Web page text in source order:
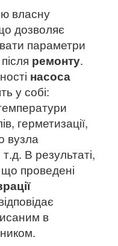
власну
дозволяє
параметри
після ремонту.
насоса
у собі:
герметизації,
вузла
т.д. В результаті,
проведені
в